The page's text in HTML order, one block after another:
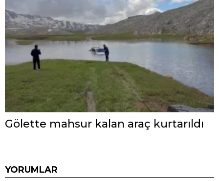
Gölette mahsur kalan araç kurtarıldı
YORUMLAR